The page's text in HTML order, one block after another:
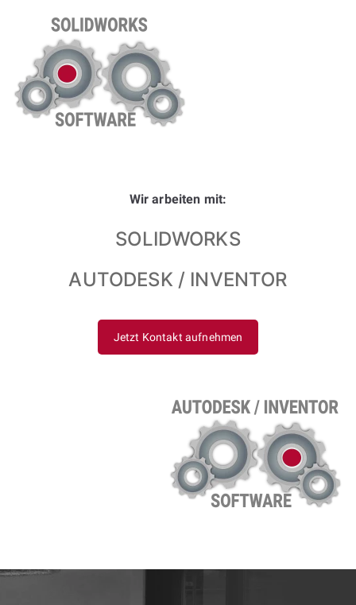
Wir arbeiten mit:
SOLIDWORKS
AUTODESK / INVENTOR
Jetzt Kontakt aufnehmen